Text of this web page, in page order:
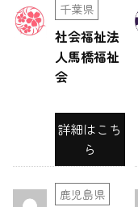
千葉県
社会福祉法
人馬橋福祉
会
詳細はこち
ら
鹿児島県